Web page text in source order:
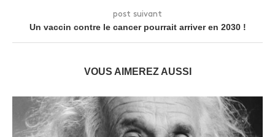
post suivant
Un vaccin contre le cancer pourrait arriver en 2030 !
VOUS AIMEREZ AUSSI